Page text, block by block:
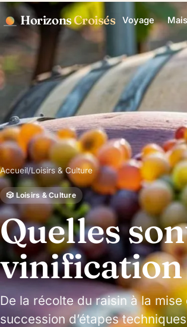
HorizonsCroisés Voyage
Accueil/Loisirs & Culture
🎲 Loisirs & Culture
Quelles
vinification
De la récolte du raisin à la
succession d’étapes